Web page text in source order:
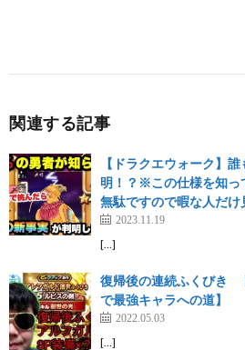
関連する記事
【ドラクエウォーク】
明！？※この仕様を知っ
無駄ですので暇な人だけ
2023.11.19
[…]
復帰後の連続ふくびき
で最強キャラへの道】
2022.05.03
[…]